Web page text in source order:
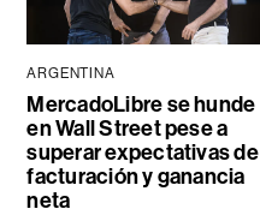
ARGENTINA
MercadoLibre se hunde
en Wall Street pese a
superar expectativas de
facturación y ganancia
neta